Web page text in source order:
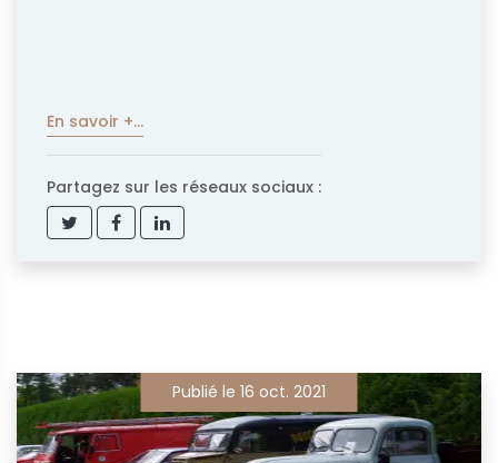
En savoir +...
Partagez sur les réseaux sociaux :
Publié le 16 oct. 2021